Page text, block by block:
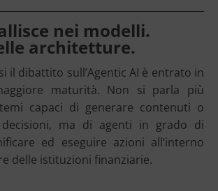
nei modelli.
architetture.
il dibattito sull’Agentic AI è entrato in
maturità. Non si parla più
capaci di generare contenuti o
ma di agenti in grado di
ed eseguire azioni all’interno
delle istituzioni finanziarie.